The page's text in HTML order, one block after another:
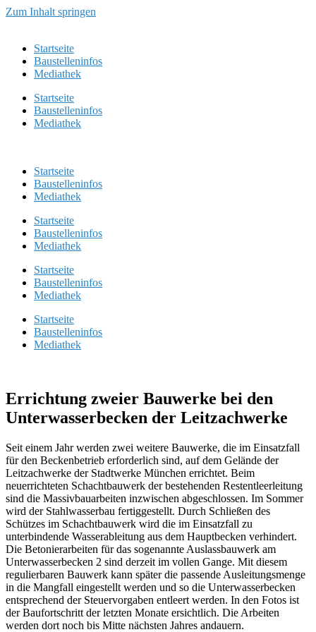
Zum Inhalt springen
Startseite
Baustelleninfos
Mediathek
Startseite
Baustelleninfos
Mediathek
Startseite
Baustelleninfos
Mediathek
Startseite
Baustelleninfos
Mediathek
Startseite
Baustelleninfos
Mediathek
Startseite
Baustelleninfos
Mediathek
Errichtung zweier Bauwerke bei den
Unterwasserbecken der Leitzachwerke
Seit einem Jahr werden zwei weitere Bauwerke, die im Einsatzfall
für den Beckenbetrieb erforderlich sind, auf dem Gelände der
Leitzachwerke der Stadtwerke München errichtet. Beim
neuerrichteten Schachtbauwerk der bestehenden Restentleerleitung
sind die Massivbauarbeiten inzwischen abgeschlossen. Im Sommer
wird der Stahlwasserbau fertiggestellt. Durch Schließen des
Schützes im Schachtbauwerk wird die im Einsatzfall zu
unterbindende Wasserableitung aus dem Hauptbecken verhindert.
Die Betonierarbeiten für das sogenannte Auslassbauwerk am
Unterwasserbecken 2 sind derzeit im vollen Gange. Mit diesem
regulierbaren Bauwerk kann später die passende Ausleitungsmenge
in die Mangfall eingestellt werden und so die Unterwasserbecken
entsprechend der Steuervorgaben entleert werden. In den Fotos ist
der Baufortschritt der letzten Monate ersichtlich. Die Arbeiten
werden dort noch bis Mitte nächsten Jahres andauern.